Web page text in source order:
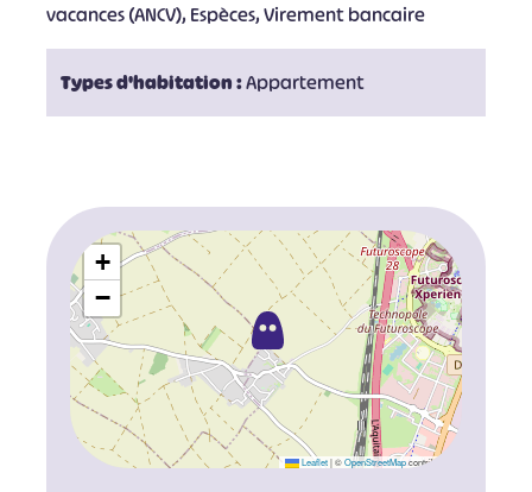
vacances (ANCV), Espèces, Virement bancaire
Types d'habitation :Appartement
+
−
Leaflet |©OpenStreetMapcontributors